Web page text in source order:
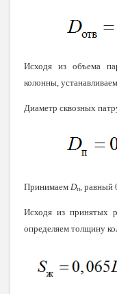
Исходя из объема
колонны,
Диаметр сквозных
Принимаем Dп , равный
Исходя из принятых
определяем толщину